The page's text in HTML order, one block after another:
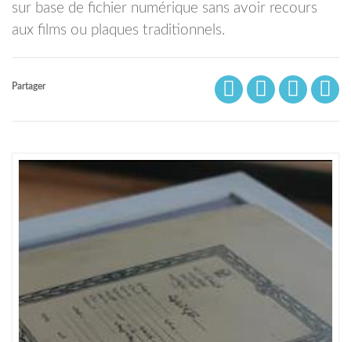
sur base de fichier numérique sans avoir recours
aux films ou plaques traditionnels.
Partager